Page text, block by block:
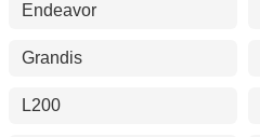
Endeavor
Grandis
L200